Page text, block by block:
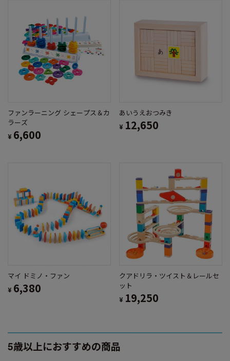
ファンラーニング シェープス＆カ
ラーズ
¥ 6,600
あいうえおつみき
¥ 12,650
マイ ドミノ・ファン
¥ 6,380
クアドリラ・ツイスト＆レールセ
ット
¥ 19,250
5歳以上におすすめの商品